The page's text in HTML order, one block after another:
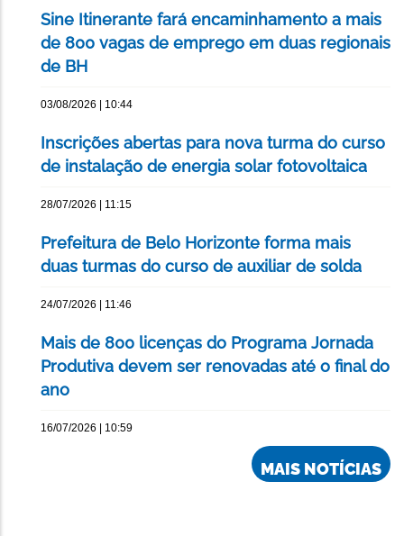
Sine Itinerante fará encaminhamento a mais
de 800 vagas de emprego em duas regionais
de BH
03/08/2026 | 10:44
Inscrições abertas para nova turma do curso
de instalação de energia solar fotovoltaica
28/07/2026 | 11:15
Prefeitura de Belo Horizonte forma mais
duas turmas do curso de auxiliar de solda
24/07/2026 | 11:46
Mais de 800 licenças do Programa Jornada
Produtiva devem ser renovadas até o final do
ano
16/07/2026 | 10:59
MAIS NOTÍCIAS